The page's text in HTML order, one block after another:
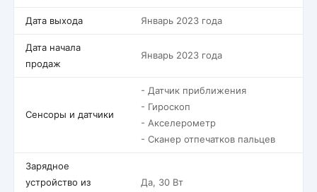
Дата выхода Январь 2023 года
Дата начала
продаж
Январь 2023 года
Сенсоры и датчики
- Датчик приближения
- Гироскоп
- Акселерометр
- Сканер отпечатков пальцев
Зарядное
устройство из
Да, 30 Вт